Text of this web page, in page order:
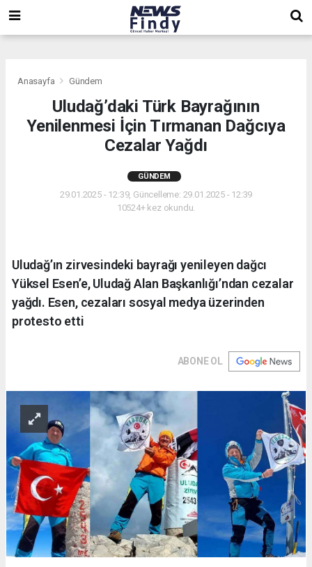
Anasayfa Gündem
Uludağ’daki Türk Bayrağının
Yenilenmesi İçin Tırmanan Dağcıya
Cezalar Yağdı
GÜNDEM
29.01.2025 - 12:39, Güncelleme: 29.01.2025 - 12:39
10524+ kez okundu.
Uludağ’ın zirvesindeki bayrağı yenileyen dağcı
Yüksel Esen’e, Uludağ Alan Başkanlığı’ndan cezalar
yağdı. Esen, cezaları sosyal medya üzerinden
protesto etti
ABONE OL